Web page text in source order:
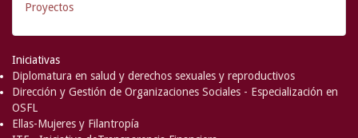
Proyectos
Iniciativas
Diplomatura en salud y derechos sexuales y reproductivos
Dirección y Gestión de Organizaciones Sociales - Especialización en
OSFL
Ellas-Mujeres y Filantropía